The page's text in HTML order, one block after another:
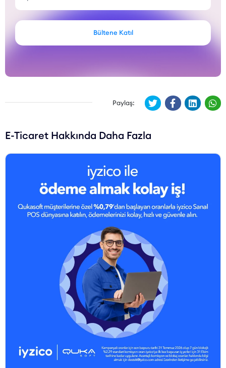
Bültene Katıl
Paylaş:
E-Ticaret Hakkında Daha Fazla